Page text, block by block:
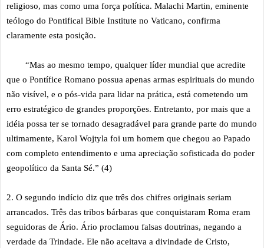
religioso, mas como uma força política. Malachi Martin, eminente
teólogo do Pontifical Bible Institute no Vaticano, confirma
claramente esta posição.
“Mas ao mesmo tempo, qualquer líder mundial que acredite
que o Pontífice Romano possua apenas armas espirituais do mundo
não visível, e o pós-vida para lidar na prática, está cometendo um
erro estratégico de grandes proporções. Entretanto, por mais que a
idéia possa ter se tornado desagradável para grande parte do mundo
ultimamente, Karol Wojtyla foi um homem que chegou ao Papado
com completo entendimento e uma apreciação sofisticada do poder
geopolítico da Santa Sé.” (4)
2. O segundo indício diz que três dos chifres originais seriam
arrancados. Três das tribos bárbaras que conquistaram Roma eram
seguidoras de Ário. Ário proclamou falsas doutrinas, negando a
verdade da Trindade. Ele não aceitava a divindade de Cristo,